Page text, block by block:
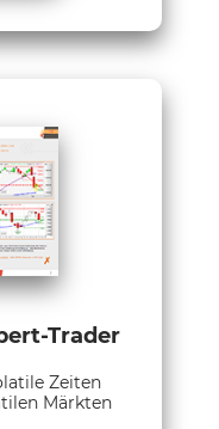
Trader
Zeiten
Märkten